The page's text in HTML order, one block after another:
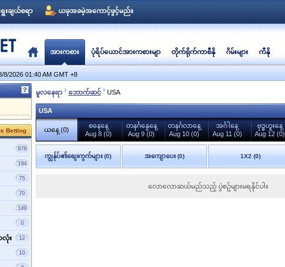
ေးချယ်စရာ ယခုအခမဲ့အကောင့်ဖွင့်မည်။
အားကစား ပုံရိပ်ယောင်အားကစားမျာ တိုက်ရိုက်ကာစီနို ဂိမ်းများ ကီနို
8/2026 01:40 AM GMT +8
Betting
878
194
75
70
149
0
လုံး 12
10
မူလနေရာ › ‌ဘောက်ဆင်› USA
USA
ယနေ့ (0)
စနေနေ့
Aug 8 (0)
တနင်္ဂနွေနေ့
Aug 9 (0)
တနင်္ဂလာနေ့
Aug 10 (0)
အင်္ဂါနေ့
Aug 11 (0)
ဗုဒ္ဓဟူးနေ့
Aug 12 (0)
ကျွန်ုပ်၏စျေးကွက်များ (0) အကျောပေး (0) 1X2 (0)
လောလောဆယ်မည်သည့် ပွဲစဥ်များမရနိုင်ပါ။